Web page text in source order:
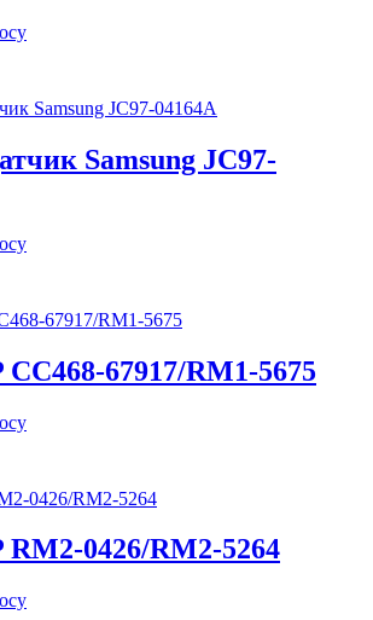
Samsung JC97-
67917/RM1-5675
RM2-0426/RM2-5264